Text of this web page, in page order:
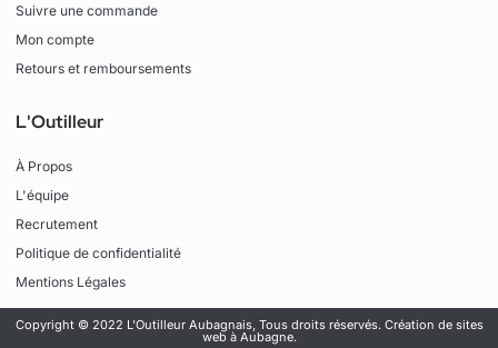
Suivre une commande
Mon compte
Retours et remboursements
L'Outilleur
À Propos
L'équipe
Recrutement
Politique de confidentialité
Mentions Légales
Copyright © 2022 L'Outilleur Aubagnais, Tous droits réservés. Création de sites
web à Aubagne.